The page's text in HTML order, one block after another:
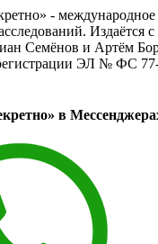
- международное
Издаётся с
Семёнов и Артём
ЭЛ № ФС
в